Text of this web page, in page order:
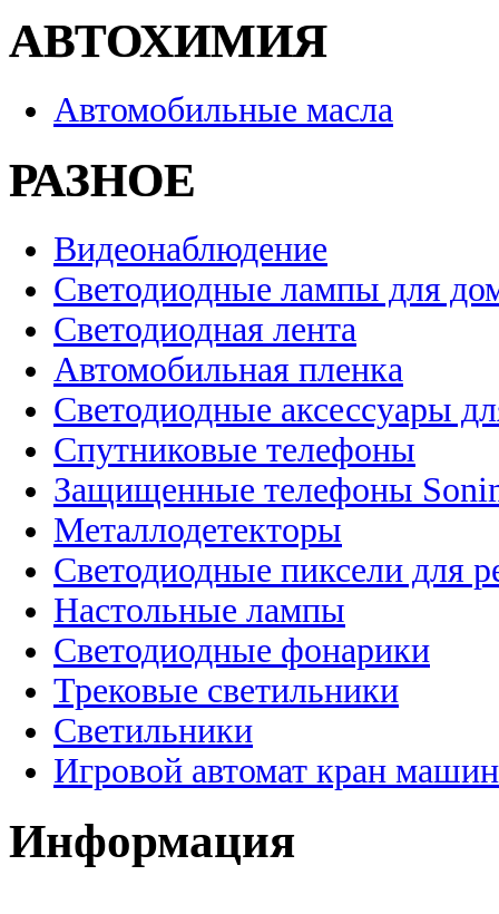
АВТОХИМИЯ
Автомобильные масла
РАЗНОЕ
Видеонаблюдение
Светодиодные лампы для
Светодиодная лента
Автомобильная пленка
Светодиодные аксессуары
Спутниковые телефоны
Защищенные телефоны
Металлодетекторы
Светодиодные пиксели для
Настольные лампы
Светодиодные фонарики
Трековые светильники
Светильники
Игровой автомат кран
Информация